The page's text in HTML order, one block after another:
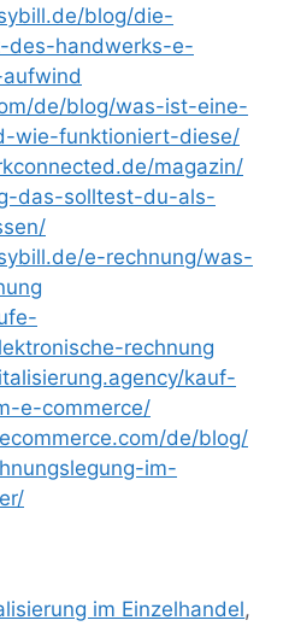
blog/die-
des-handwerks-e-
de/blog/was-ist-eine-
wie-funktioniert-diese/
magazin/
das-solltest-du-als-
e-rechnung/was-
rechnung
kauf-
e-commerce/
de/blog/
im-
im Einzelhandel,